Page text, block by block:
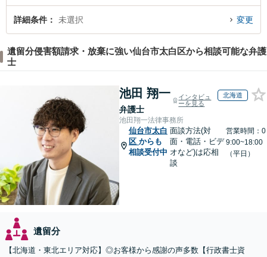
予約したい』などでお困りの相談者さんにおすすめです。
詳細条件 未選択 変更
遺留分侵害額請求・放棄に強い仙台市太白区から相談可能な弁護
士
池田 翔一
弁護士
インタビュ
ーを見る
北海道
池田翔一法律事務所
仙台市太白
区 からも
相談受付中
面談方法(対
面・電話・ビデ
オなど)は応相
談
営業時間：0
9:00~18:00
（平日）
遺留分
【北海道・東北エリア対応】◎お客様から感謝の声多数【行政書士資